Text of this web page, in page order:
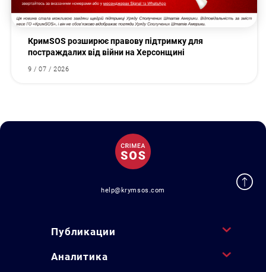
КримSOS розширює правову підтримку для
постраждалих від війни на Херсонщині
9 / 07 / 2026
help@krymsos.com
Публикации
Аналитика